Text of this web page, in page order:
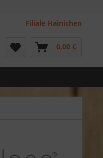
Filiale Hainichen
0,00 €